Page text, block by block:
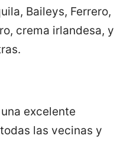
Baileys, Ferrero,
crema irlandesa, y
excelente
las vecinas y